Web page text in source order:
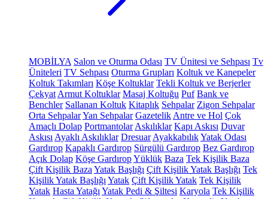
MOBİLYA Salon ve Oturma Odası TV Ünitesi ve Sehpası Tv
Üniteleri TV Sehpası Oturma Grupları Koltuk ve Kanepeler
Koltuk Takımları Köşe Koltuklar Tekli Koltuk ve Berjerler
Çekyat Armut Koltuklar Masaj Koltuğu Puf Bank ve
Benchler Sallanan Koltuk Kitaplık Sehpalar Zigon Sehpalar
Orta SehpalarYan Sehpalar Gazetelik Antre ve Hol Çok
Amaçlı Dolap Portmantolar Askılıklar Kapı Askısı Duvar
Askısı Ayaklı Askılıklar Dresuar AyakkabılıkYatak Odası
Gardırop Kapaklı Gardırop Sürgülü Gardırop Bez Gardırop
Açık Dolap Köşe GardıropYüklük Baza Tek Kişilik Baza
Çift Kişilik Baza Yatak Başlığı Çift Kişilik Yatak Başlığı Tek
Kişilik Yatak Başlığı Yatak Çift Kişilik Yatak Tek Kişilik
Yatak Hasta Yatağı Yatak Pedi & Şiltesi Karyola Tek Kişilik